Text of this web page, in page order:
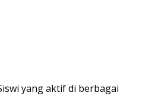
yang aktif di berbagai